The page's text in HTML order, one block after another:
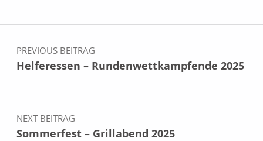
Beitragsnavigation
PREVIOUS BEITRAG
Helferessen – Rundenwettkampfende 2025
NEXT BEITRAG
Sommerfest – Grillabend 2025